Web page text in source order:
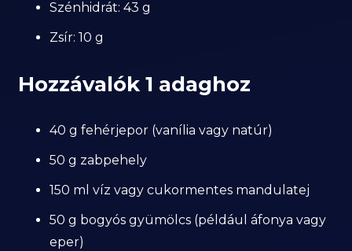
Szénhidrát: 43 g
Zsír: 10 g
Hozzávalók 1 adaghoz
40 g fehérjepor (vanília vagy natúr)
50 g zabpehely
150 ml víz vagy cukormentes mandulatej
50 g bogyós gyümölcs (például áfonya vagy
eper)